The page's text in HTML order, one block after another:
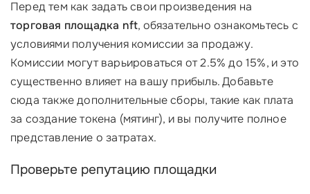
Перед тем как задать свои произведения на
торговая площадка nft, обязательно ознакомьтесь с
условиями получения комиссии за продажу.
Комиссии могут варьироваться от 2.5% до 15%, и это
существенно влияет на вашу прибыль. Добавьте
сюда также дополнительные сборы, такие как плата
за создание токена (мятинг), и вы получите полное
представление о затратах.
Проверьте репутацию площадки